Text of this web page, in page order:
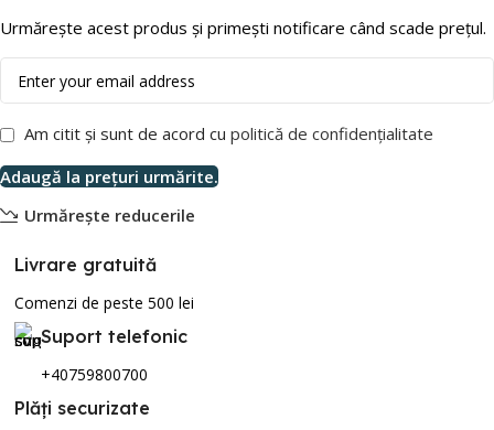
Urmărește acest produs și primești notificare când scade prețul.
Am citit și sunt de acord cu politică de confidențialitate
Adaugă la prețuri urmărite.
Urmărește reducerile
Livrare gratuită
Comenzi de peste 500 lei
Suport telefonic
+40759800700
Plăți securizate